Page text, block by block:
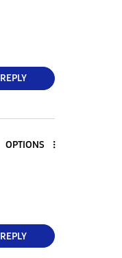
REPLY
OPTIONS
REPLY